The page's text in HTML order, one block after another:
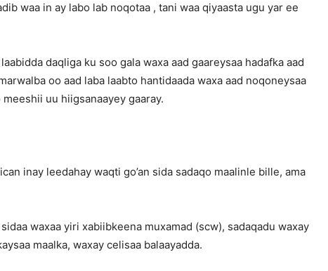
waa in ay labo lab noqotaa , tani waa qiyaasta ugu yar ee
daqliga ku soo gala waxa aad gaareysaa hadafka aad
oo aad laba laabto hantidaada waxa aad noqoneysaa
uu hiigsanaayey gaaray.
inay leedahay waqti go’an sida sadaqo maalinle bille, ama
waxaa yiri xabiibkeena muxamad (scw), sadaqadu waxay
maalka, waxay celisaa balaayadda.